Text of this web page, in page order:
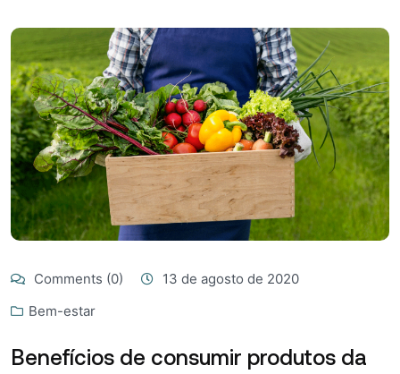
Comments (0)
13 de agosto de 2020
Bem-estar
Benefícios de consumir produtos da